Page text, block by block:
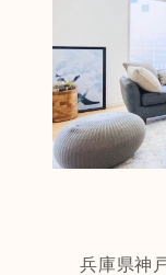
兵庫県神